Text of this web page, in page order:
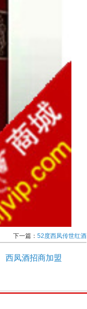
下一篇： 52度西凤传世红酒
西凤酒招商加盟